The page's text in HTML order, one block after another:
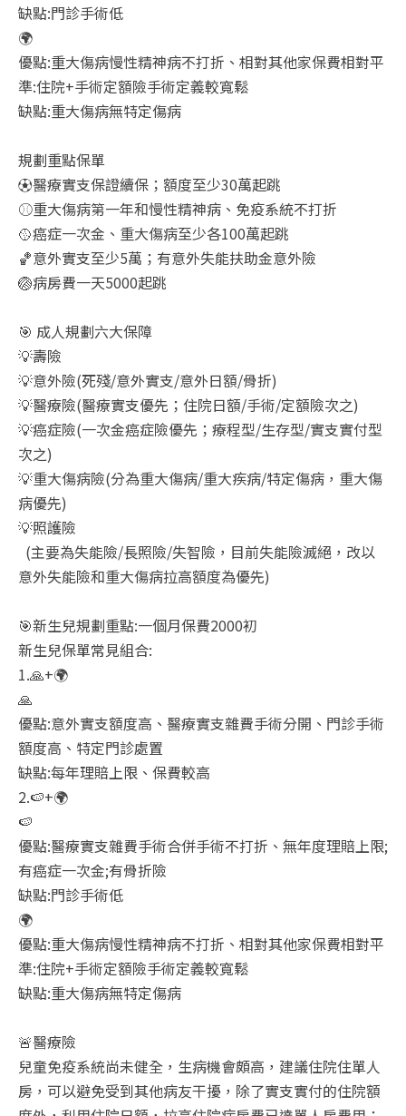
缺點:門診手術低
🌍
優點:重大傷病慢性精神病不打折、相對其他家保費相對平
準:住院+手術定額險手術定義較寬鬆
缺點:重大傷病無特定傷病
規劃重點保單
⚽醫療實支保證續保；額度至少30萬起跳
⚾重大傷病第一年和慢性精神病、免疫系統不打折
🥎癌症一次金、重大傷病至少各100萬起跳
🏀意外實支至少5萬；有意外失能扶助金意外險
🏐病房費一天5000起跳
🎯 成人規劃六大保障
💡壽險
💡意外險(死殘/意外實支/意外日額/骨折)
💡醫療險(醫療實支優先；住院日額/手術/定額險次之)
💡癌症險(一次金癌症險優先；療程型/生存型/實支實付型
次之)
💡重大傷病險(分為重大傷病/重大疾病/特定傷病，重大傷
病優先)
💡照護險
(主要為失能險/長照險/失智險，目前失能險滅絕，改以
意外失能險和重大傷病拉高額度為優先)
🎯新生兒規劃重點:一個月保費2000初
新生兒保單常見組合:
1.🙏+🌍
🙏
優點:意外實支額度高、醫療實支雜費手術分開、門診手術
額度高、特定門診處置
缺點:每年理賠上限、保費較高
2.🍉+🌍
🍉
優點:醫療實支雜費手術合併手術不打折、無年度理賠上限;
有癌症一次金;有骨折險
缺點:門診手術低
🌍
優點:重大傷病慢性精神病不打折、相對其他家保費相對平
準:住院+手術定額險手術定義較寬鬆
缺點:重大傷病無特定傷病
🚨醫療險
兒童免疫系統尚未健全，生病機會頗高，建議住院住單人
房，可以避免受到其他病友干擾，除了實支實付的住院額